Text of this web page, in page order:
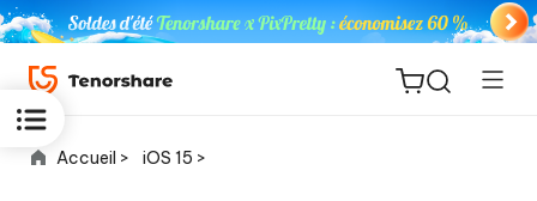
Accueil > iOS 15 >